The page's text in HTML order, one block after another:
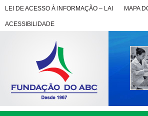
LEI DE ACESSO À INFORMAÇÃO – LAI MAPA
ACESSIBILIDADE